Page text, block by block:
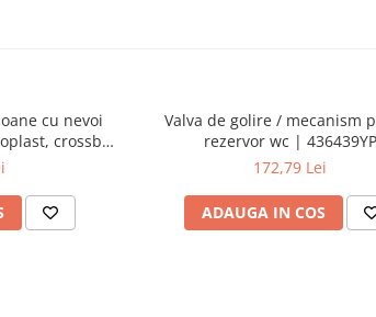
cu nevoi
crossbar
de sus |
Valva de golire / mecanism
rezervor wc | 436439YP
172,79 Lei
ADAUGA IN COS